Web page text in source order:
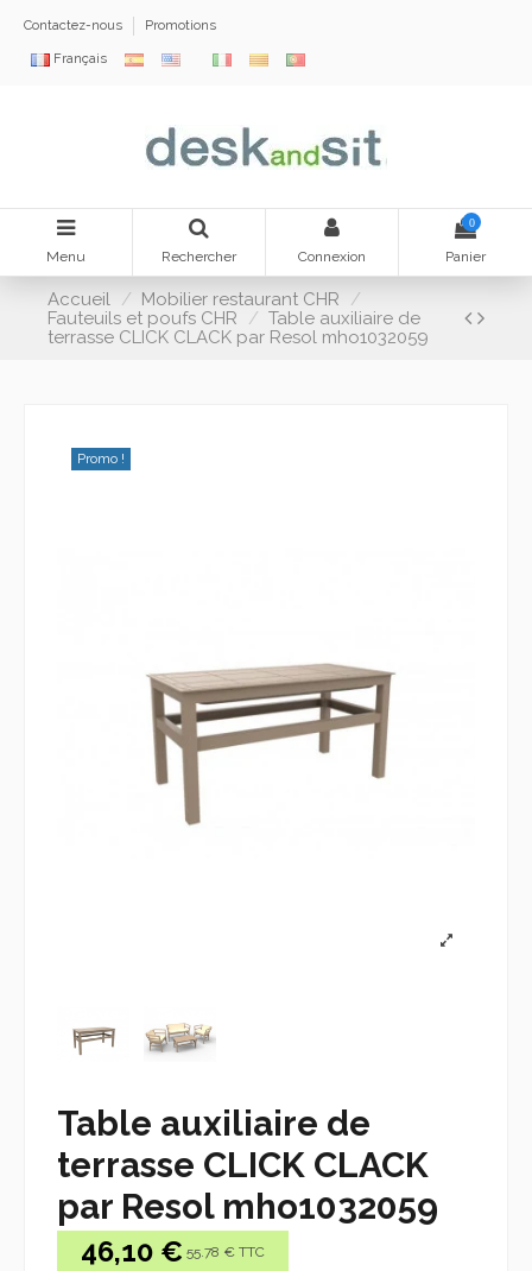
Contactez-nous Promotions
Français
Menu Rechercher Connexion
0
Panier
Accueil
Mobilier restaurant CHR
Fauteuils et poufs CHR
Table auxiliaire de
terrasse CLICK CLACK par Resol mho1032059
Promo !
Table auxiliaire de
terrasse CLICK CLACK
par Resol mho1032059
46,10 € 55.78 € TTC